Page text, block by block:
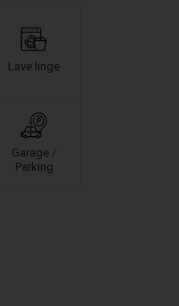
Lave linge
Garage /
Parking